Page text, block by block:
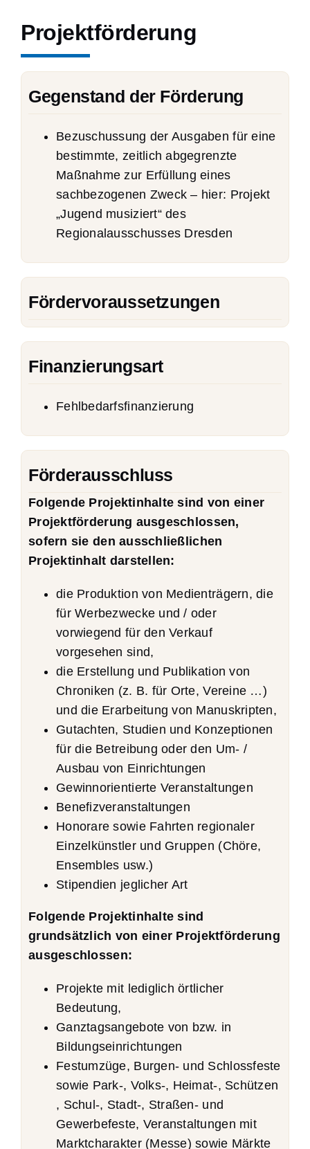
Projektförderung
Gegenstand der Förderung
Bezuschussung der Ausgaben für eine
bestimmte, zeitlich abgegrenzte
Maßnahme zur Erfüllung eines
sachbezogenen Zweck – hier: Projekt
„Jugend musiziert“ des
Regionalausschusses Dresden
Fördervoraussetzungen
Finanzierungsart
Fehlbedarfsfinanzierung
Förderausschluss
Folgende Projektinhalte sind von einer
Projektförderung ausgeschlossen,
sofern sie den ausschließlichen
Projektinhalt darstellen:
die Produktion von Medienträgern, die
für Werbezwecke und / oder
vorwiegend für den Verkauf
vorgesehen sind,
die Erstellung und Publikation von
Chroniken (z. B. für Orte, Vereine …)
und die Erarbeitung von Manuskripten,
Gutachten, Studien und Konzeptionen
für die Betreibung oder den Um- /
Ausbau von Einrichtungen
Gewinnorientierte Veranstaltungen
Benefizveranstaltungen
Honorare sowie Fahrten regionaler
Einzelkünstler und Gruppen (Chöre,
Ensembles usw.)
Stipendien jeglicher Art
Folgende Projektinhalte sind
grundsätzlich von einer Projektförderung
ausgeschlossen:
Projekte mit lediglich örtlicher
Bedeutung,
Ganztagsangebote von bzw. in
Bildungseinrichtungen
Festumzüge, Burgen- und Schlossfeste
sowie Park-, Volks-, Heimat-, Schützen
, Schul-, Stadt-, Straßen- und
Gewerbefeste, Veranstaltungen mit
Marktcharakter (Messe) sowie Märkte